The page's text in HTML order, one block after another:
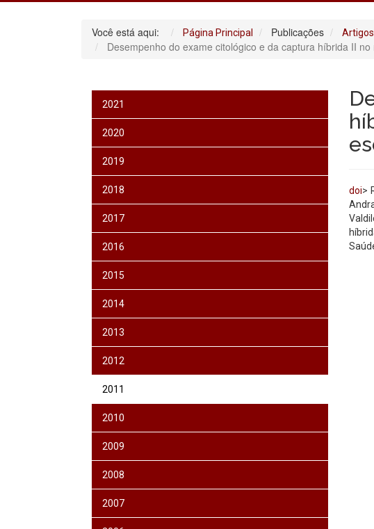
Você está aqui: Página Principal Publicações Artigos
Desempenho do exame citológico e da captura híbrida II
2021
2020
2019
2018
2017
2016
2015
2014
2013
2012
2011
2010
2009
2008
2007
doi>